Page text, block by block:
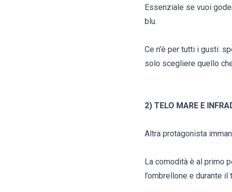
Essenziale se vuoi
blu.
Ce n’è per tutti i gusti:
solo scegliere quello
2) TELO MARE E
Altra protagonista
La comodità è al primo
l’ombrellone e durante